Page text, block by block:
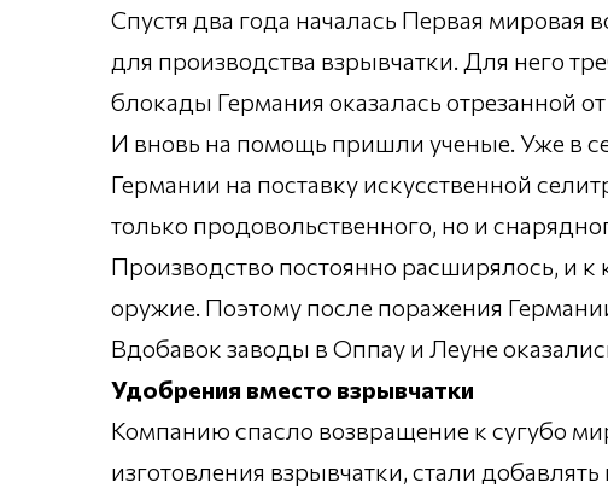
Спустя два года началась Первая мировая
для производства взрывчатки. Для него
блокады Германия оказалась отрезанной
И вновь на помощь пришли ученые. Уже в
Германии на поставку искусственной
только продовольственного, но и
Производство постоянно расширялось, и к
оружие. Поэтому после поражения
Вдобавок заводы в Оппау и Леуне
Удобрения вместо взрывчатки
Компанию спасло возвращение к сугубо
изготовления взрывчатки, стали